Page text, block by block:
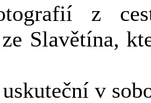
z
ze Slavětína,
uskuteční v